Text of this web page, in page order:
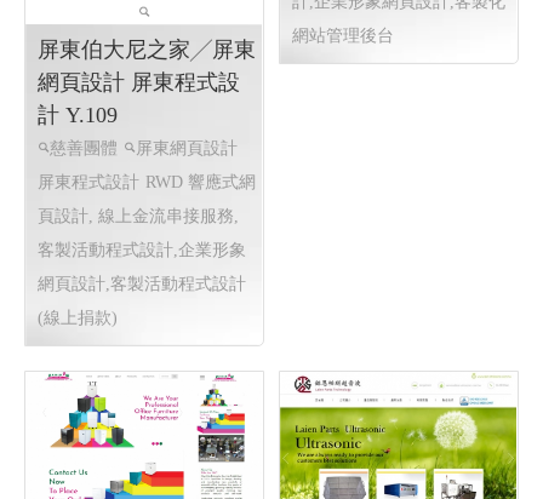
屏東伯大尼之家╱屏東
網頁設計 屏東程式設
計 Y.109
慈善團體
屏東網頁設計
屏東程式設計 RWD 響應式網
頁設計, 線上金流串接服務,
客製活動程式設計,企業形象
網頁設計,客製活動程式設計
(線上捐款)
網站管理後台